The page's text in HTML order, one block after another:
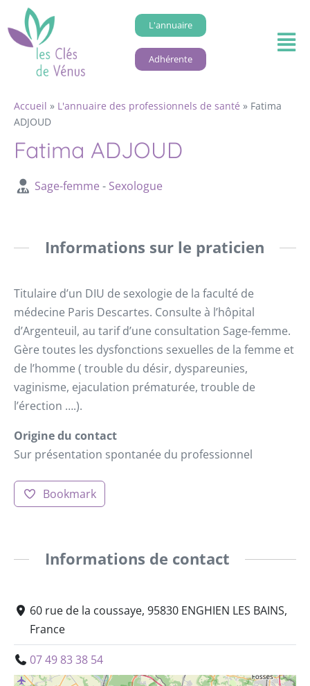
L'annuaire
Adhérente
Accueil » L'annuaire des professionnels de santé » Fatima
ADJOUD
Fatima ADJOUD
Sage-femme - Sexologue
Informations sur le praticien
Titulaire d’un DIU de sexologie de la faculté de
médecine Paris Descartes. Consulte à l’hôpital
d’Argenteuil, au tarif d’une consultation Sage-femme.
Gère toutes les dysfonctions sexuelles de la femme et
de l’homme ( trouble du désir, dyspareunies,
vaginisme, ejaculation prématurée, trouble de
l’érection ….).
Origine du contact
Sur présentation spontanée du professionnel
Bookmark
Informations de contact
60 rue de la coussaye, 95830 ENGHIEN LES BAINS,
France
07 49 83 38 54